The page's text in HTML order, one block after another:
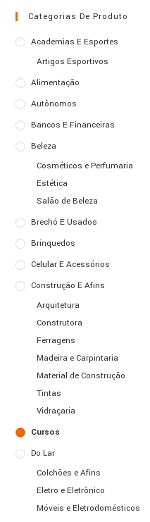
Categorias De Produto
Academias E Esportes
Artigos Esportivos
Alimentação
Autônomos
Bancos E Financeiras
Beleza
Cosméticos e Perfumaria
Estética
Salão de Beleza
Brechó E Usados
Brinquedos
Celular E Acessórios
Construção E Afins
Arquitetura
Construtora
Ferragens
Madeira e Carpintaria
Material de Construção
Tintas
Vidraçaria
Cursos
Do Lar
Colchões e Afins
Eletro e Eletrônico
Móveis e Eletrodomésticos